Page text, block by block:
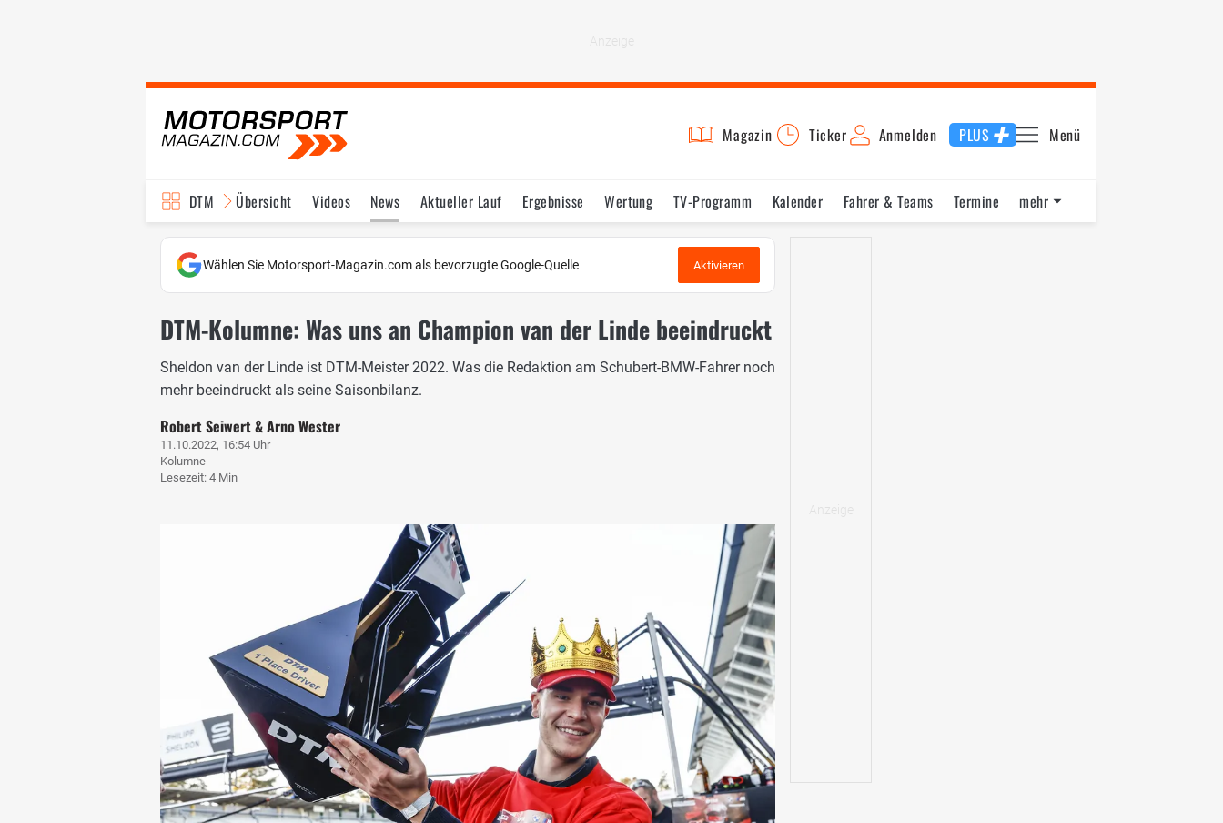
Magazin Ticker Anmelden PLUS Menü
DTM Übersicht Videos News Aktueller Lauf Ergebnisse Wertung TV-Programm Kalender Fahrer & Teams
Termine
Reglement
Bilder
mehr
Wählen Sie Motorsport-Magazin.com als bevorzugte Google-Quelle Aktivieren
DTM-Kolumne: Was uns an Champion van der Linde beeindruckt
Sheldon van der Linde ist DTM-Meister 2022. Was die Redaktion am Schubert-BMW-Fahrer noch
mehr beeindruckt als seine Saisonbilanz.
Robert Seiwert & Arno Wester
11.10.2022, 16:54 Uhr
Kolumne
Lesezeit: 4 Min